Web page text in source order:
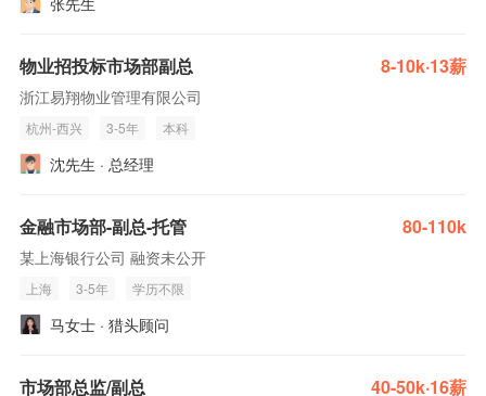
物业招投标市场部副总 8-10k·13薪
浙江易翔物业管理有限公司
杭州-西兴 3-5年 本科
沈先生 · 总经理
金融市场部-副总-托管 80-110k
某上海银行公司 融资未公开
上海 3-5年 学历不限
马女士 · 猎头顾问
市场部总监/副总 40-50k·16薪